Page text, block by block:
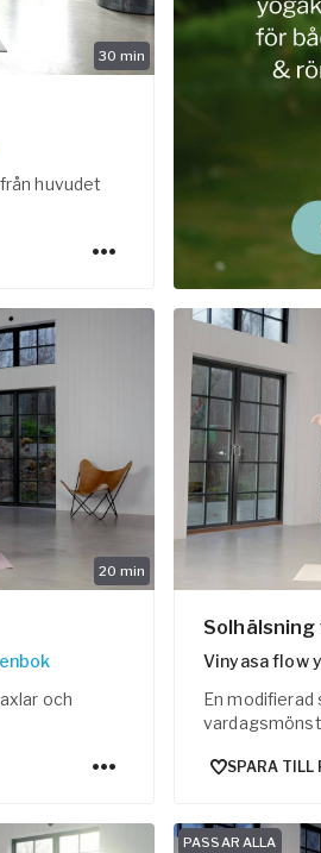
30 min
huvudet
20 min
och
Vinyasa flow
En modifierad
SPARA TILL
PASSAR ALLA